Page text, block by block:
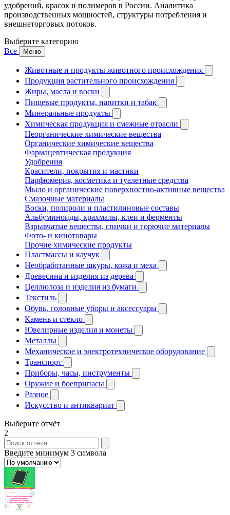
удобрений, красок и полимеров в России. Аналитика
производственных мощностей, структуры потребления и
внешнеторговых потоков.
Выберите категорию
Все
Меню
Животные и продукты животного происхождения
Продукция растительного происхождения
Жиры, масла и воски
Пищевые продукты, напитки и табак
Минеральные продукты
Химическая продукция и смежные отрасли
Неорганические химические вещества
Органические химические вещества
Фармацевтическая продукция
Удобрения
Красители, покрытия и мастики
Парфюмерия, косметика и туалетные средства
Мыло и органические поверхностно-активные вещества
Смазочные материалы
Воски, полироли и пластилиновые составы
Альбуминоиды, крахмалы, клеи и ферменты
Взрывчатые вещества, спички и горючие материалы
Фото- и кинотовары
Прочие химические продукты
Пластмассы и каучук
Необработанные шкуры, кожа и меха
Древесина и изделия из дерева
Целлюлоза и изделия из бумаги
Текстиль
Обувь, головные уборы и аксессуары
Камень и стекло
Ювелирные изделия и монеты
Металлы
Механическое и электротехническое оборудование
Транспорт
Приборы, часы, инструменты
Оружие и боеприпасы
Разное
Искусство и антиквариат
Выберите отчёт
2
Введите минимум 3 символа